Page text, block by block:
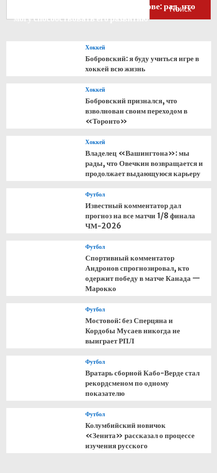
удалениями
Поиск
Бобровский — о голкипере Ахтямове: рад, что
могу способствовать его развитию
Хоккей
Бобровский: я буду учиться игре в
хоккей всю жизнь
Хоккей
Бобровский признался, что
взволнован своим переходом в
«Торонто»
Хоккей
Владелец «Вашингтона»: мы
рады, что Овечкин возвращается и
продолжает выдающуюся карьеру
Футбол
Известный комментатор дал
прогноз на все матчи 1/8 финала
ЧМ-2026
Футбол
Спортивный комментатор
Андронов спрогнозировал, кто
одержит победу в матче Канада —
Марокко
Футбол
Мостовой: без Сперцяна и
Кордобы Мусаев никогда не
выиграет РПЛ
Футбол
Вратарь сборной Кабо-Верде стал
рекордсменом по одному
показателю
Футбол
Колумбийский новичок
«Зенита» рассказал о процессе
изучения русского